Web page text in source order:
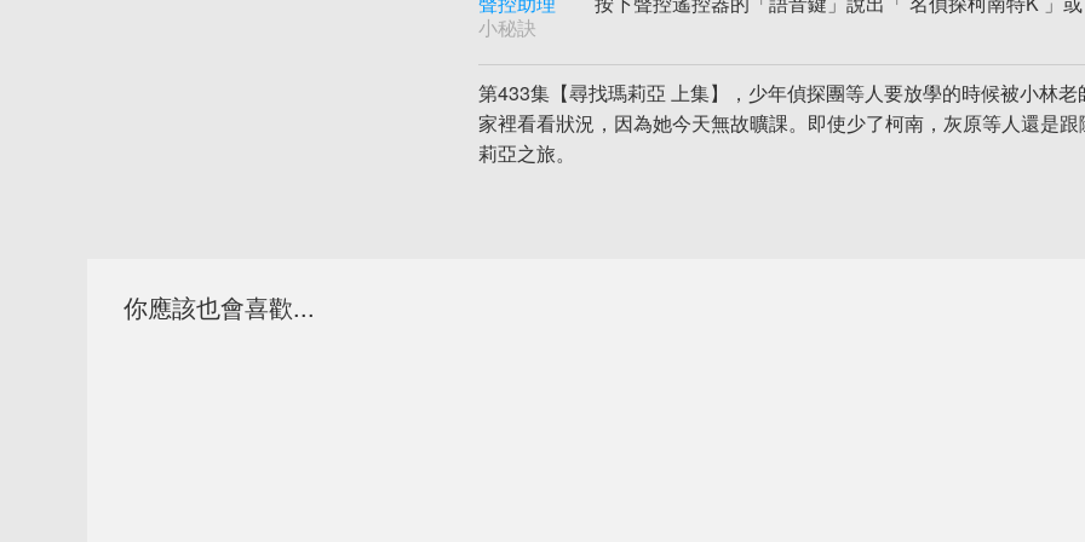
小秘訣
第433集【尋找瑪莉亞 上集】，少年偵探團等人要放學的時候被小林
家裡看看狀況，因為她今天無故曠課。即使少了柯南，灰原等人還是
莉亞之旅。
你應該也會喜歡...